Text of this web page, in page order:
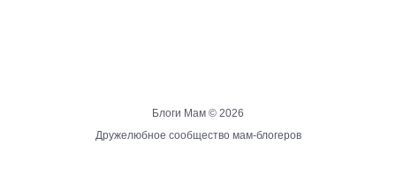
Блоги Мам © 2026
Дружелюбное сообщество мам-блогеров